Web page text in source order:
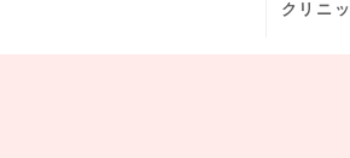
クリニ